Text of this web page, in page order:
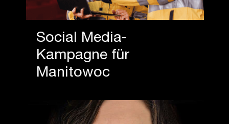
Social Media-
Kampagne für
Manitowoc